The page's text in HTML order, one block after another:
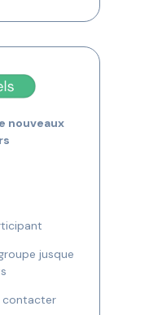
nouveaux
jusque
contacter